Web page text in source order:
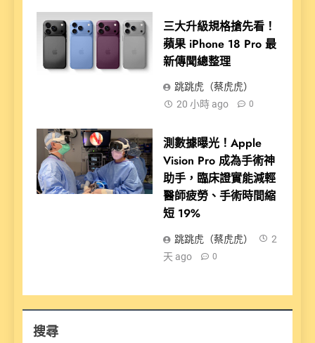
三大升級規格搶先看！
蘋果 iPhone 18 Pro 最
新傳聞總整理
跳跳虎（蔡虎虎）
20 小時 ago
0
測數據曝光！Apple
Vision Pro 成為手術神
助手，臨床證實能減輕
醫師疲勞、手術時間縮
短 19%
跳跳虎（蔡虎虎）
2
天 ago
0
搜尋